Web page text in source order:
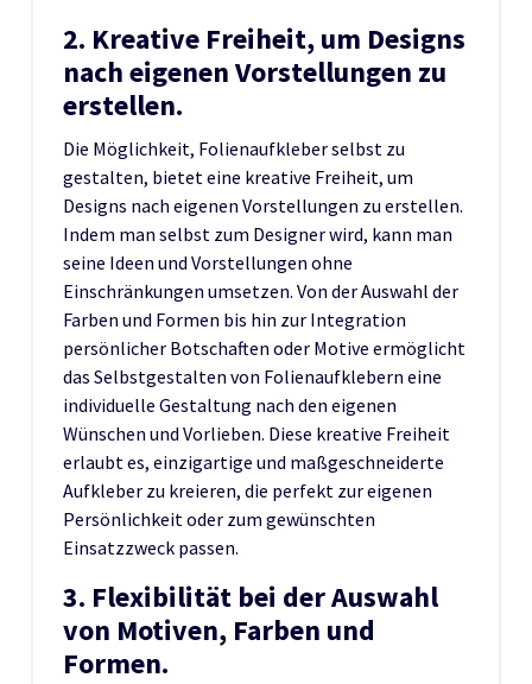
2. Kreative Freiheit, um Designs
nach eigenen Vorstellungen zu
erstellen.
Die Möglichkeit, Folienaufkleber selbst zu
gestalten, bietet eine kreative Freiheit, um
Designs nach eigenen Vorstellungen zu erstellen.
Indem man selbst zum Designer wird, kann man
seine Ideen und Vorstellungen ohne
Einschränkungen umsetzen. Von der Auswahl der
Farben und Formen bis hin zur Integration
persönlicher Botschaften oder Motive ermöglicht
das Selbstgestalten von Folienaufklebern eine
individuelle Gestaltung nach den eigenen
Wünschen und Vorlieben. Diese kreative Freiheit
erlaubt es, einzigartige und maßgeschneiderte
Aufkleber zu kreieren, die perfekt zur eigenen
Persönlichkeit oder zum gewünschten
Einsatzzweck passen.
3. Flexibilität bei der Auswahl
von Motiven, Farben und
Formen.